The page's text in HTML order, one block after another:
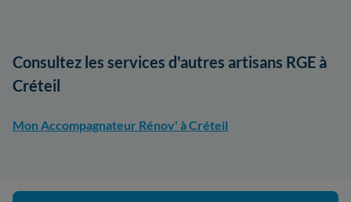
Consultez les services d'autres artisans RGE à
Créteil
Mon Accompagnateur Rénov' à Créteil